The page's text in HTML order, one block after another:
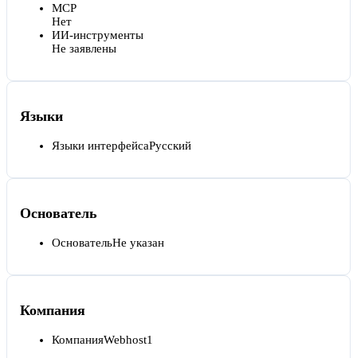
MCP
Нет
ИИ-инструменты
Не заявлены
Языки
Языки интерфейсаРусский
Основатель
ОсновательНе указан
Компания
КомпанияWebhost1